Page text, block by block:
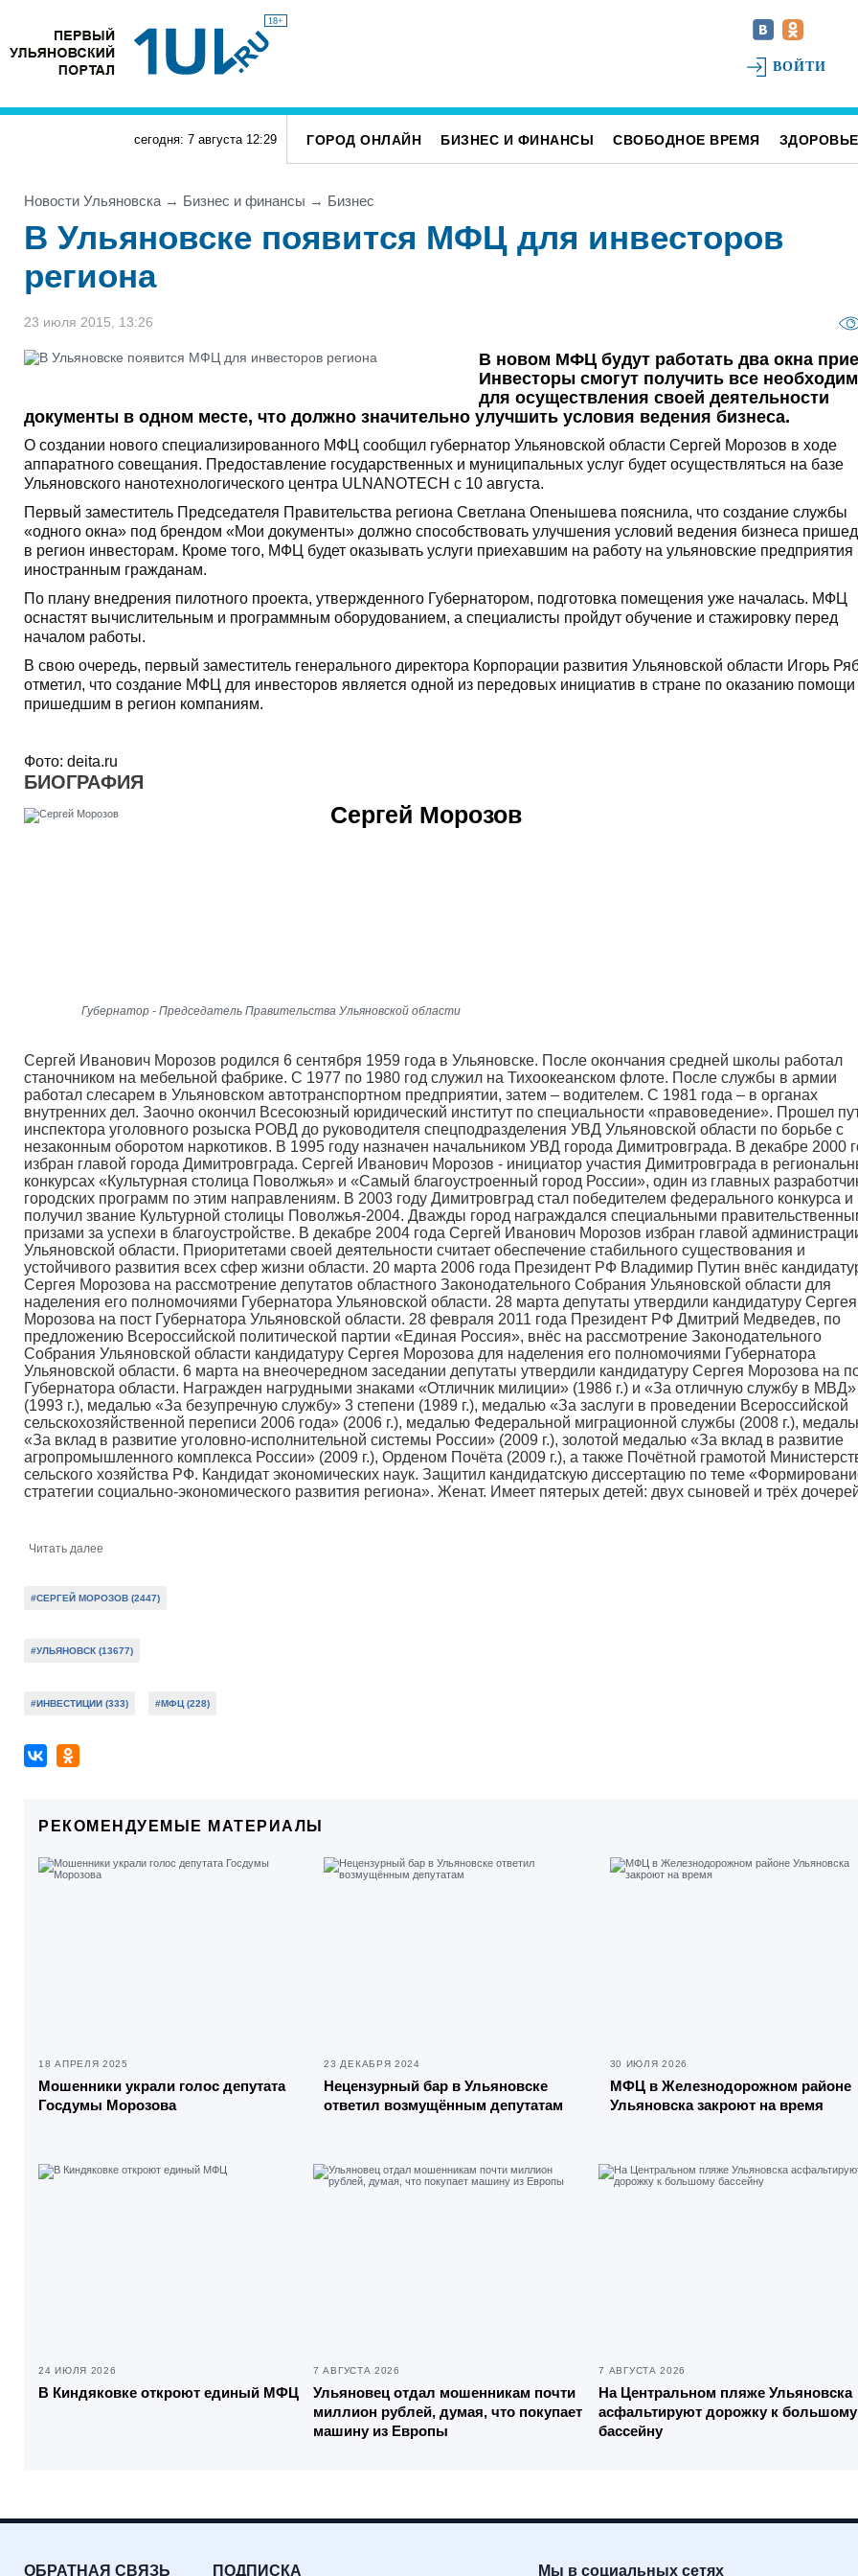
18+
ВОЙТИ
сегодня: 7 августа 12:29 ГОРОД ОНЛАЙН БИЗНЕС И ФИНАНСЫ СВОБОДНОЕ ВРЕМЯ ЗДОРОВЬЕ
Новости Ульяновска → Бизнес и финансы → Бизнес
В Ульяновске появится МФЦ для инвесторов
региона
23 июля 2015, 13:26
В новом МФЦ будут работать два окна
Инвесторы смогут получить все
для осуществления своей деятельности
документы в одном месте, что должно значительно улучшить условия ведения бизнеса.
О создании нового специализированного МФЦ сообщил губернатор Ульяновской области Сергей Морозов в ходе
аппаратного совещания. Предоставление государственных и муниципальных услуг будет осуществляться на базе
Ульяновского нанотехнологического центра ULNANOTECH с 10 августа.
Первый заместитель Председателя Правительства региона Светлана Опенышева пояснила, что создание службы
«одного окна» под брендом «Мои документы» должно способствовать улучшения условий ведения бизнеса
в регион инвесторам. Кроме того, МФЦ будет оказывать услуги приехавшим на работу на ульяновские предприятия
иностранным гражданам.
По плану внедрения пилотного проекта, утвержденного Губернатором, подготовка помещения уже началась. МФЦ
оснастят вычислительным и программным оборудованием, а специалисты пройдут обучение и стажировку перед
началом работы.
В свою очередь, первый заместитель генерального директора Корпорации развития Ульяновской области Игорь
отметил, что создание МФЦ для инвесторов является одной из передовых инициатив в стране по оказанию помощи
пришедшим в регион компаниям.
Фото: deita.ru
БИОГРАФИЯ
Сергей Морозов
Губернатор - Председатель Правительства Ульяновской области
Сергей Иванович Морозов родился 6 сентября 1959 года в Ульяновске. После окончания средней школы работал
станочником на мебельной фабрике. С 1977 по 1980 год служил на Тихоокеанском флоте. После службы в армии
работал слесарем в Ульяновском автотранспортном предприятии, затем – водителем. С 1981 года – в органах
внутренних дел. Заочно окончил Всесоюзный юридический институт по специальности «правоведение». Прошел
инспектора уголовного розыска РОВД до руководителя спецподразделения УВД Ульяновской области по борьбе с
незаконным оборотом наркотиков. В 1995 году назначен начальником УВД города Димитровграда. В декабре 2000
избран главой города Димитровграда. Сергей Иванович Морозов - инициатор участия Димитровграда в
конкурсах «Культурная столица Поволжья» и «Самый благоустроенный город России», один из главных
городских программ по этим направлениям. В 2003 году Димитровград стал победителем федерального конкурса и
получил звание Культурной столицы Поволжья-2004. Дважды город награждался специальными
призами за успехи в благоустройстве. В декабре 2004 года Сергей Иванович Морозов избран главой
Ульяновской области. Приоритетами своей деятельности считает обеспечение стабильного существования и
устойчивого развития всех сфер жизни области. 20 марта 2006 года Президент РФ Владимир Путин внёс
Сергея Морозова на рассмотрение депутатов областного Законодательного Собрания Ульяновской области для
наделения его полномочиями Губернатора Ульяновской области. 28 марта депутаты утвердили кандидатуру Сергея
Морозова на пост Губернатора Ульяновской области. 28 февраля 2011 года Президент РФ Дмитрий Медведев, по
предложению Всероссийской политической партии «Единая Россия», внёс на рассмотрение Законодательного
Собрания Ульяновской области кандидатуру Сергея Морозова для наделения его полномочиями Губернатора
Ульяновской области. 6 марта на внеочередном заседании депутаты утвердили кандидатуру Сергея Морозова на
Губернатора области. Награжден нагрудными знаками «Отличник милиции» (1986 г.) и «За отличную службу в МВД»
(1993 г.), медалью «За безупречную службу» 3 степени (1989 г.), медалью «За заслуги в проведении Всероссийской
сельскохозяйственной переписи 2006 года» (2006 г.), медалью Федеральной миграционной службы (2008 г.),
«За вклад в развитие уголовно-исполнительной системы России» (2009 г.), золотой медалью «За вклад в развитие
агропромышленного комплекса России» (2009 г.), Орденом Почёта (2009 г.), а также Почётной грамотой
сельского хозяйства РФ. Кандидат экономических наук. Защитил кандидатскую диссертацию по теме
стратегии социально-экономического развития региона». Женат. Имеет пятерых детей: двух сыновей и трёх
Читать далее
#СЕРГЕЙ МОРОЗОВ (2447)
#УЛЬЯНОВСК (13677)
#ИНВЕСТИЦИИ (333) #МФЦ (228)
РЕКОМЕНДУЕМЫЕ МАТЕРИАЛЫ
18 АПРЕЛЯ 2025
Мошенники украли голос депутата
Госдумы Морозова
23 ДЕКАБРЯ 2024
Нецензурный бар в Ульяновске
ответил возмущённым депутатам
30 ИЮЛЯ 2026
МФЦ в Железнодорожном районе
Ульяновска закроют на время
24 ИЮЛЯ 2026
В Киндяковке откроют единый МФЦ
7 АВГУСТА 2026
Ульяновец отдал мошенникам почти
миллион рублей, думая, что покупает
машину из Европы
7 АВГУСТА 2026
На Центральном пляже Ульяновска
асфальтируют дорожку к большому
бассейну
ОБРАТНАЯ СВЯЗЬ ПОДПИСКА Мы в социальных сетях